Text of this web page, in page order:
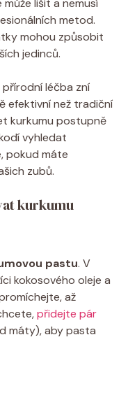
metod.
mohou způsobit
jedinců.
léčba zní
efektivní než tradiční
kurkumu postupně
vyhledat
pokud máte
zubů.
kurkumu
pastu. V
kokosového oleje a
až
přidejte pár
máty), aby pasta